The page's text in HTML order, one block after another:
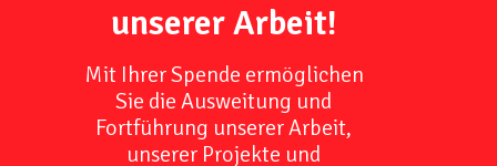
unserer Arbeit!
Mit Ihrer Spende ermöglichen
Sie die Ausweitung und
Fortführung unserer Arbeit,
unserer Projekte und